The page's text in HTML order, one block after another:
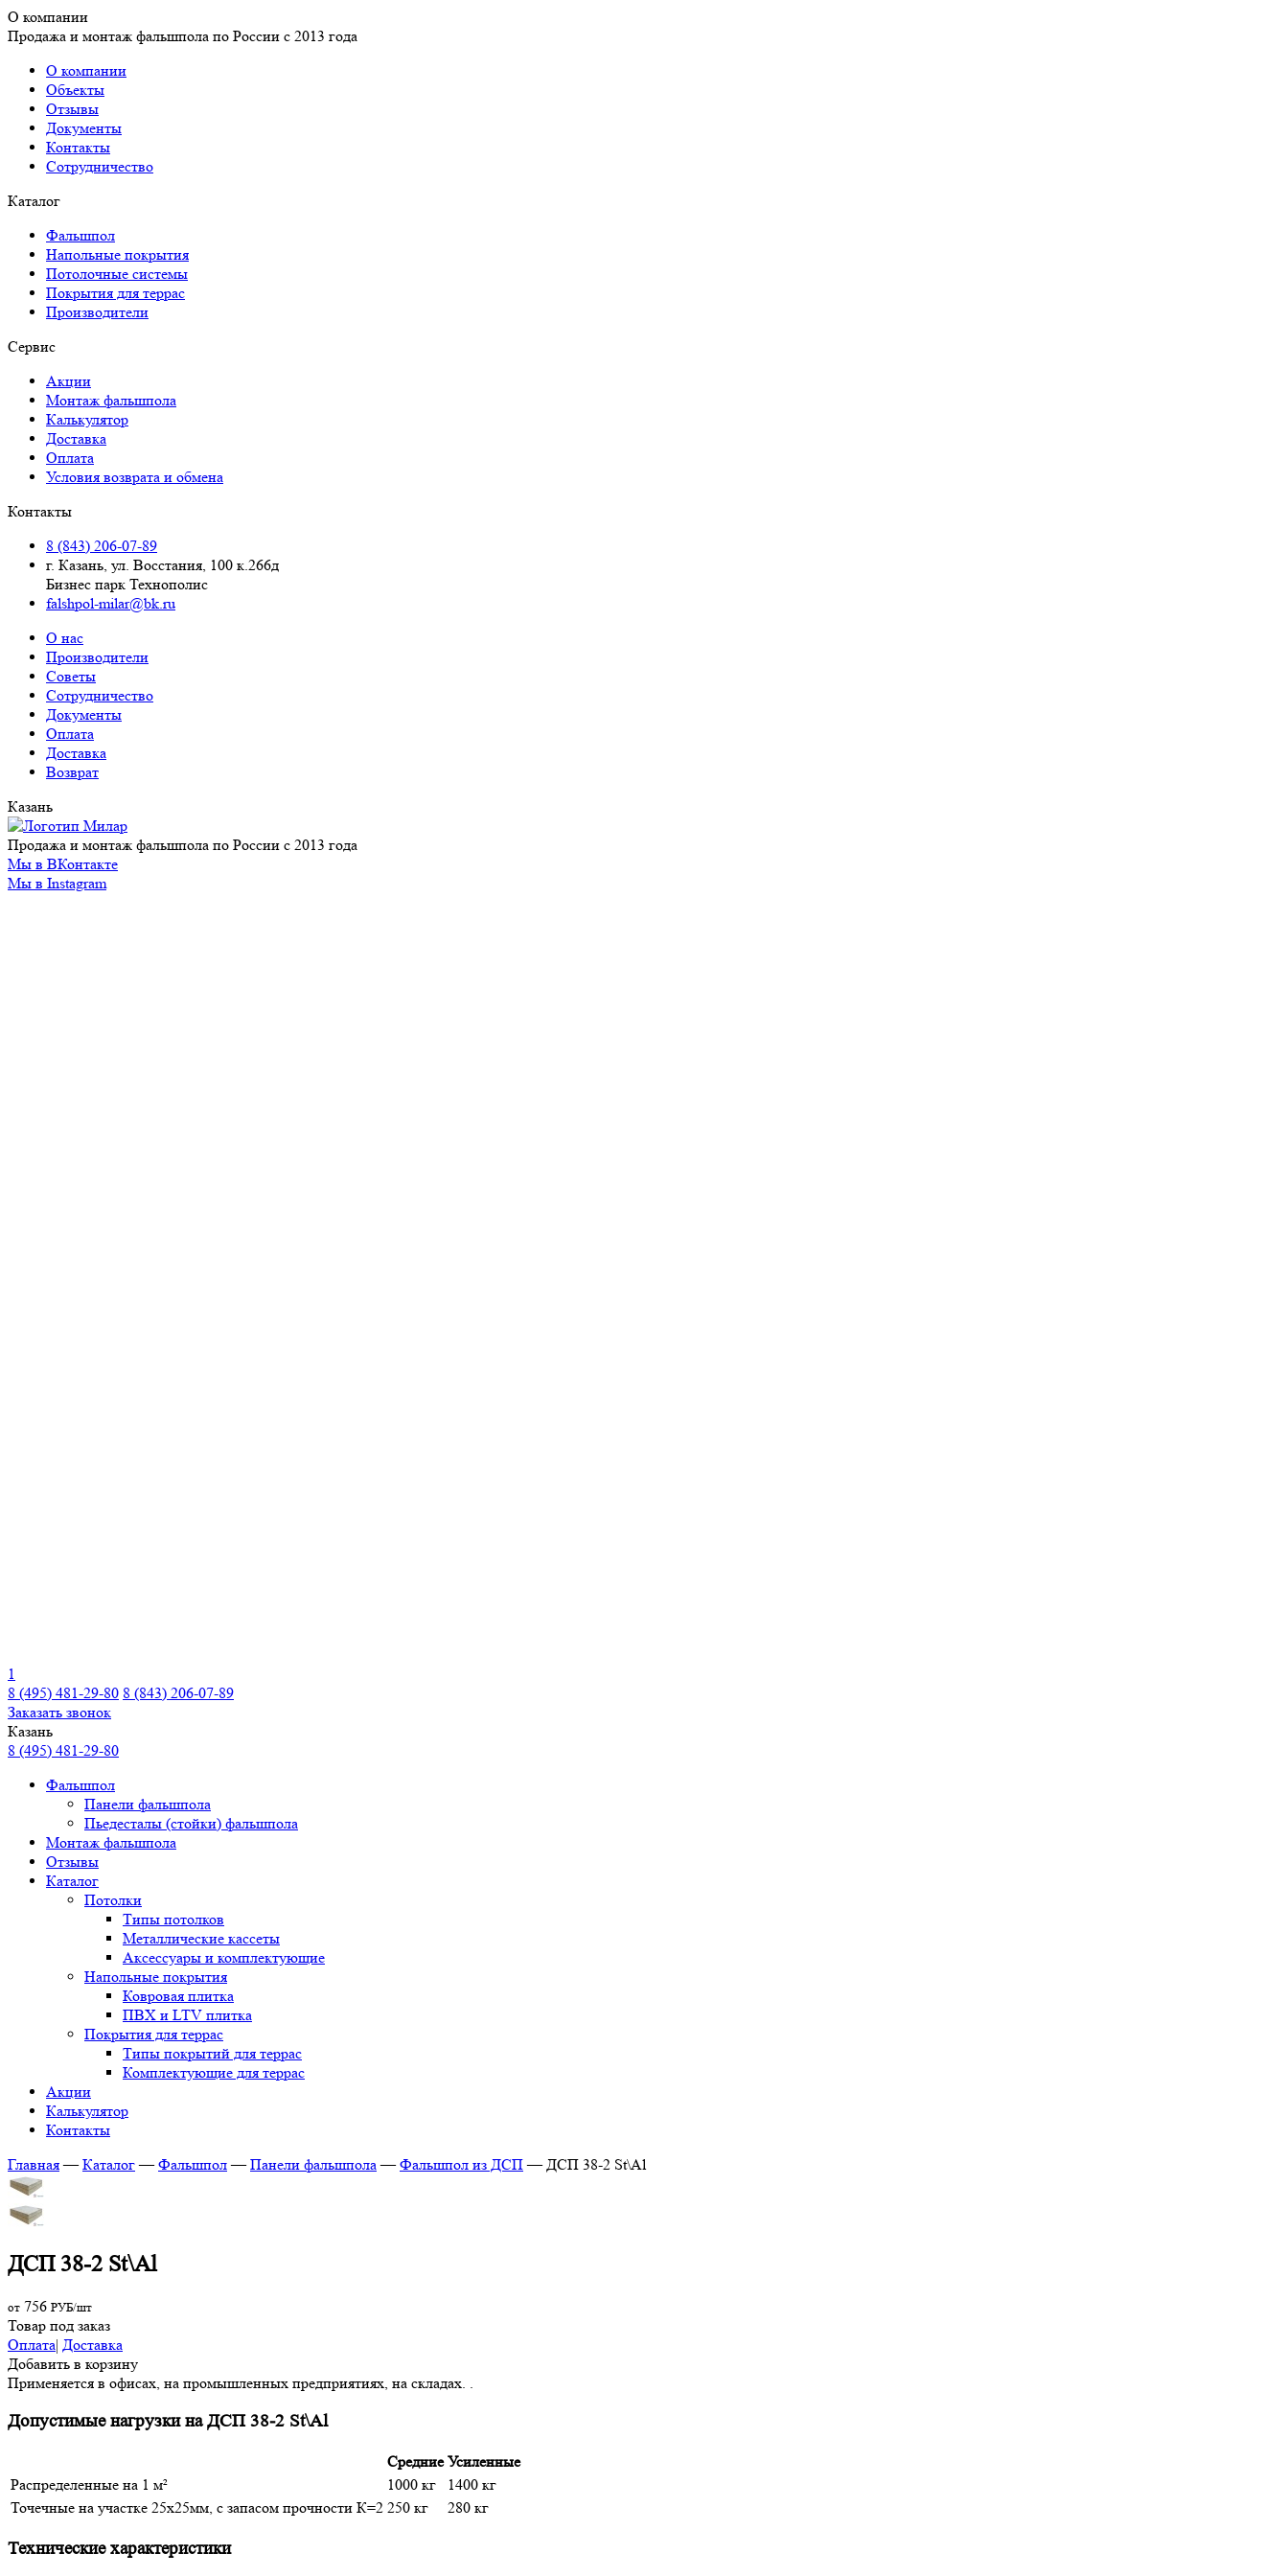
О компании
Продажа и монтаж фальшпола по России с 2013 года
О компании
Объекты
Отзывы
Документы
Контакты
Сотрудничество
Каталог
Фальшпол
Напольные покрытия
Потолочные системы
Покрытия для террас
Производители
Сервис
Акции
Монтаж фальшпола
Калькулятор
Доставка
Оплата
Условия возврата и обмена
Контакты
8 (843) 206-07-89
г. Казань, ул. Восстания, 100 к.266д
Бизнес парк Технополис
falshpol-milar@bk.ru
О нас
Производители
Советы
Сотрудничество
Документы
Оплата
Доставка
Возврат
Казань
Продажа и монтаж фальшпола по России с 2013 года
Мы в ВКонтакте
Мы в Instagram
1
8 (495) 481-29-80 8 (843) 206-07-89
Заказать звонок
Казань
8 (495) 481-29-80
Фальшпол
Панели фальшпола
Пьедесталы (стойки) фальшпола
Монтаж фальшпола
Отзывы
Каталог
Потолки
Типы потолков
Металлические кассеты
Аксессуары и комплектующие
Напольные покрытия
Ковровая плитка
ПВХ и LTV плитка
Покрытия для террас
Типы покрытий для террас
Комплектующие для террас
Акции
Калькулятор
Контакты
Главная — Каталог — Фальшпол — Панели фальшпола — Фальшпол из ДСП — ДСП 38-2 St\Al
ДСП 38-2 St\Al
от 756 РУБ/шт
Товар под заказ
Оплата| Доставка
Добавить в корзину
Применяется в офисах, на промышленных предприятиях, на складах. .
Допустимые нагрузки на ДСП 38-2 St\Al
Средние Усиленные
Распределенные на 1 м²
1000 кг
1400 кг
Точечные на участке 25х25мм, с запасом прочности К=2 250 кг 280 кг
Технические характеристики